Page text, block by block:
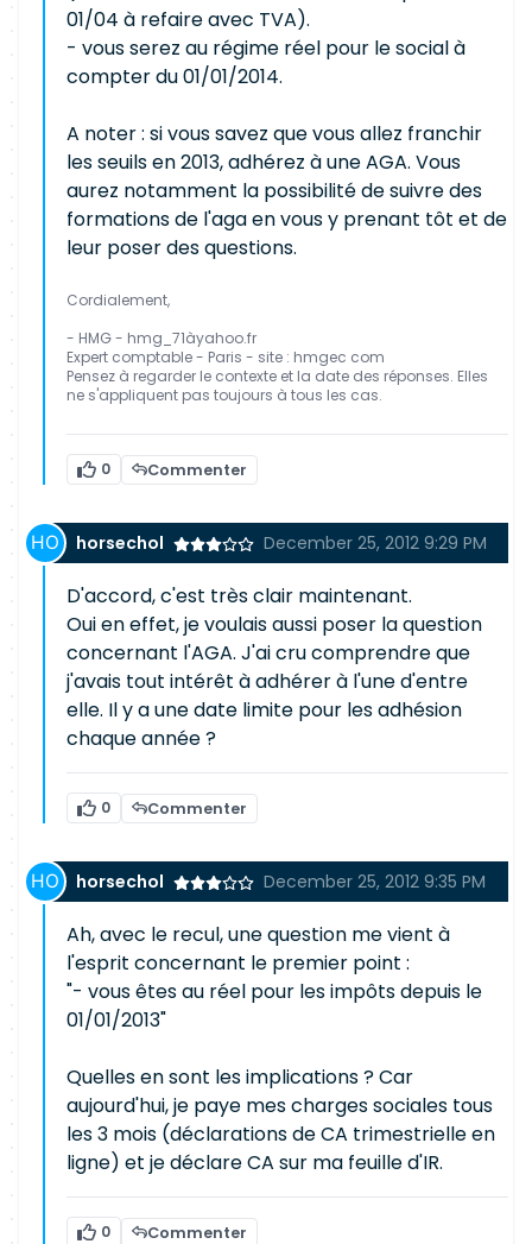
01/04 à refaire avec TVA).
- vous serez au régime réel pour le social à
compter du 01/01/2014.
A noter : si vous savez que vous allez franchir
les seuils en 2013, adhérez à une AGA. Vous
aurez notamment la possibilité de suivre des
formations de l'aga en vous y prenant tôt et de
leur poser des questions.
Cordialement,
- HMG - hmg_71àyahoo.fr
Expert comptable - Paris - site : hmgec com
Pensez à regarder le contexte et la date des réponses. Elles
ne s'appliquent pas toujours à tous les cas.
0 Commenter
horsechol December 25, 2012 9:29 PM
D'accord, c'est très clair maintenant.
Oui en effet, je voulais aussi poser la question
concernant l'AGA. J'ai cru comprendre que
j'avais tout intérêt à adhérer à l'une d'entre
elle. Il y a une date limite pour les adhésion
chaque année ?
0 Commenter
horsechol December 25, 2012 9:35 PM
Ah, avec le recul, une question me vient à
l'esprit concernant le premier point :
"- vous êtes au réel pour les impôts depuis le
01/01/2013"
Quelles en sont les implications ? Car
aujourd'hui, je paye mes charges sociales tous
les 3 mois (déclarations de CA trimestrielle en
ligne) et je déclare CA sur ma feuille d'IR.
0 Commenter